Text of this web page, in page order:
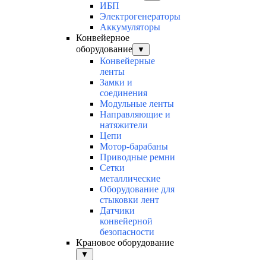
ИБП
Электрогенераторы
Аккумуляторы
Конвейерное
оборудование
▼
Конвейерные
ленты
Замки и
соединения
Модульные ленты
Направляющие и
натяжители
Цепи
Мотор-барабаны
Приводные ремни
Сетки
металлические
Оборудование для
стыковки лент
Датчики
конвейерной
безопасности
Крановое оборудование
▼